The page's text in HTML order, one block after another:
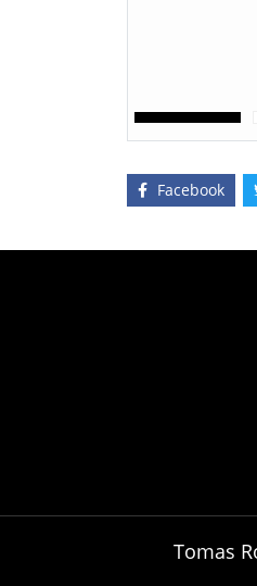
Facebook
Tomas